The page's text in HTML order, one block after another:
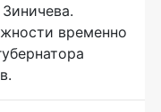
временно